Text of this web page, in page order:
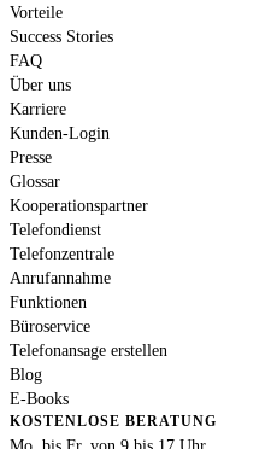
Vorteile
Success Stories
FAQ
Über uns
Karriere
Kunden-Login
Presse
Glossar
Kooperationspartner
Telefondienst
Telefonzentrale
Anrufannahme
Funktionen
Büroservice
Telefonansage erstellen
Blog
E-Books
KOSTENLOSE BERATUNG